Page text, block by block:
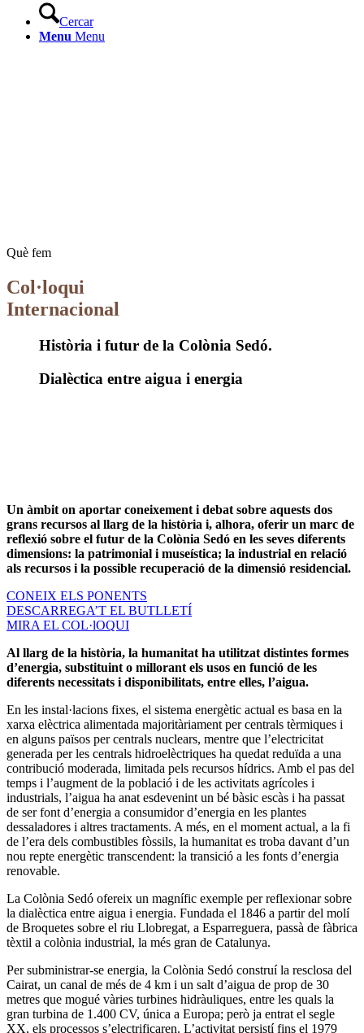
Cercar
Menu Menu
Què fem
Col·loqui
Internacional
Història i futur de la Colònia Sedó.
Dialèctica entre aigua i energia
Un àmbit on aportar coneixement i debat sobre aquests dos
grans recursos al llarg de la història i, alhora, oferir un marc de
reflexió sobre el futur de la Colònia Sedó en les seves diferents
dimensions: la patrimonial i museística; la industrial en relació
als recursos i la possible recuperació de la dimensió residencial.
CONEIX ELS PONENTS
DESCARREGA’T EL BUTLLETÍ
MIRA EL COL·lOQUI
Al llarg de la història, la humanitat ha utilitzat distintes formes
d’energia, substituint o millorant els usos en funció de les
diferents necessitats i disponibilitats, entre elles, l’aigua.
En les instal·lacions fixes, el sistema energètic actual es basa en la
xarxa elèctrica alimentada majoritàriament per centrals tèrmiques i
en alguns països per centrals nuclears, mentre que l’electricitat
generada per les centrals hidroelèctriques ha quedat reduïda a una
contribució moderada, limitada pels recursos hídrics. Amb el pas del
temps i l’augment de la població i de les activitats agrícoles i
industrials, l’aigua ha anat esdevenint un bé bàsic escàs i ha passat
de ser font d’energia a consumidor d’energia en les plantes
dessaladores i altres tractaments. A més, en el moment actual, a la fi
de l’era dels combustibles fòssils, la humanitat es troba davant d’un
nou repte energètic transcendent: la transició a les fonts d’energia
renovable.
La Colònia Sedó ofereix un magnífic exemple per reflexionar sobre
la dialèctica entre aigua i energia. Fundada el 1846 a partir del molí
de Broquetes sobre el riu Llobregat, a Esparreguera, passà de fàbrica
tèxtil a colònia industrial, la més gran de Catalunya.
Per subministrar-se energia, la Colònia Sedó construí la resclosa del
Cairat, un canal de més de 4 km i un salt d’aigua de prop de 30
metres que mogué vàries turbines hidràuliques, entre les quals la
gran turbina de 1.400 CV, única a Europa; però ja entrat el segle
XX, els processos s’electrificaren. L’activitat persistí fins el 1979